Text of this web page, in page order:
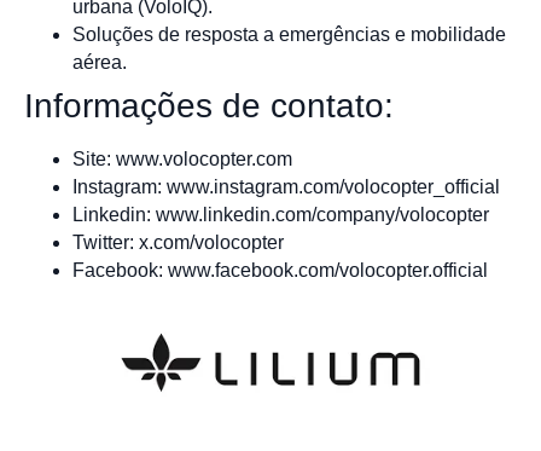
urbana (VoloIQ).
Soluções de resposta a emergências e mobilidade
aérea.
Informações de contato:
Site: www.volocopter.com
Instagram: www.instagram.com/volocopter_official
Linkedin: www.linkedin.com/company/volocopter
Twitter: x.com/volocopter
Facebook: www.facebook.com/volocopter.official